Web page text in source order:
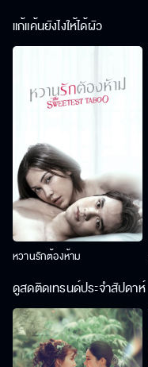
แก้แค้นยังไงให้ได้ผัว
หวานรักต้องห้าม
ดูสดติดเทรนด์ประจำสัปดาห์